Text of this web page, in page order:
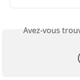
Avez-vous